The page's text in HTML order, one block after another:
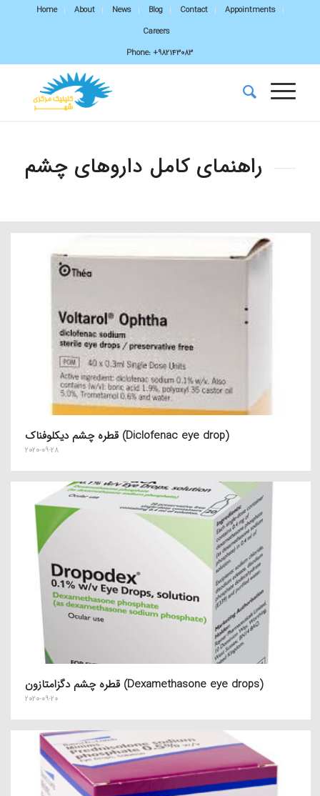
Home About News Blog Contact
Appointments
Careers
Phone:+982143083
راهنمای کامل داروهای چشم
قطره چشم دیکلوفناک (Diclofenac eye drop)
2020-09-28
قطره چشم دگزامتازون (Dexamethasone eye drops)
2020-09-20